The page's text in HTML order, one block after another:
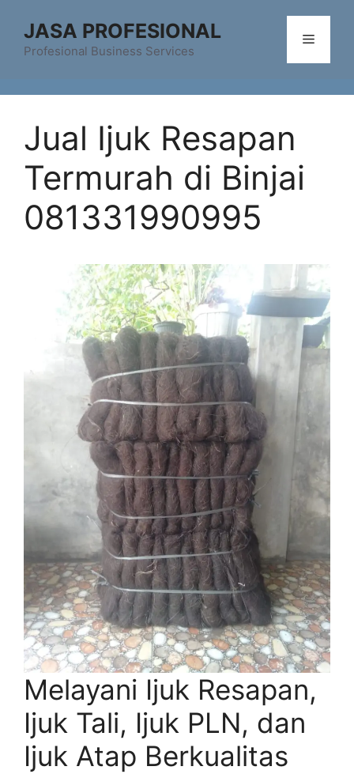
content
JASA PROFESIONAL
Profesional Business Services
Menu
Jual Ijuk Resapan
Termurah di Binjai
081331990995
Melayani Ijuk Resapan,
Ijuk Tali, Ijuk PLN, dan
Ijuk Atap Berkualitas